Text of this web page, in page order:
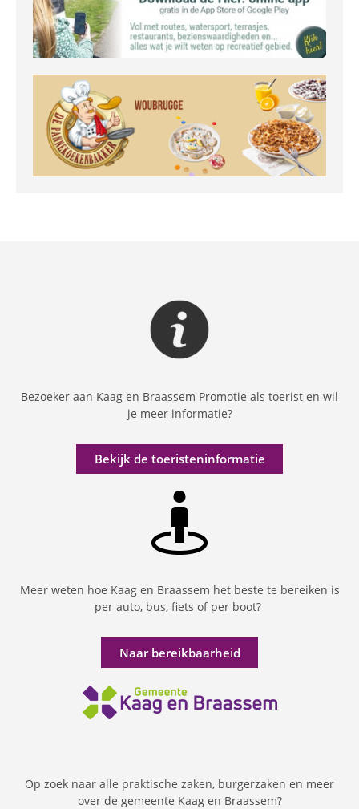
Bezoeker aan Kaag en Braassem Promotie als toerist en wil
je meer informatie?
Bekijk de toeristeninformatie
Meer weten hoe Kaag en Braassem het beste te bereiken is
per auto, bus, fiets of per boot?
Naar bereikbaarheid
Op zoek naar alle praktische zaken, burgerzaken en meer
over de gemeente Kaag en Braassem?